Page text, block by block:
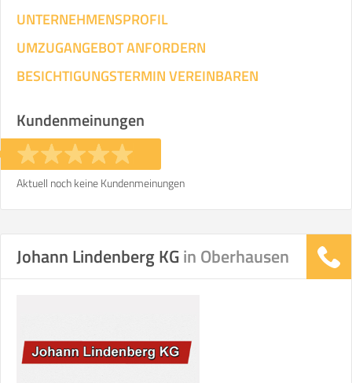
UNTERNEHMENSPROFIL
UMZUGANGEBOT ANFORDERN
BESICHTIGUNGSTERMIN VEREINBAREN
Kundenmeinungen
Aktuell noch keine Kundenmeinungen
Johann Lindenberg KGin Oberhausen